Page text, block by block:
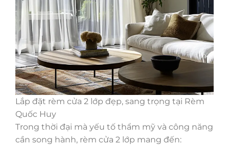
Lắp đặt rèm cửa 2 lớp đẹp, sang trọng tại Rèm
Quốc Huy
Trong thời đại mà yếu tố thẩm mỹ và công năng
cần song hành, rèm cửa 2 lớp mang đến: